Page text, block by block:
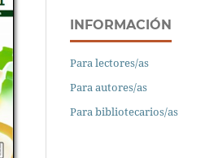
INFORMACIÓN
Para lectores/as
Para autores/as
Para bibliotecarios/as